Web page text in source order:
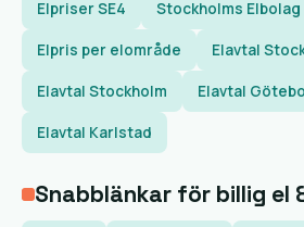
Elpriser SE4 Stockholms
Elpris per elområde Elavtal
Elavtal Stockholm Elavtal
Elavtal Karlstad
Snabblänkar för billig el